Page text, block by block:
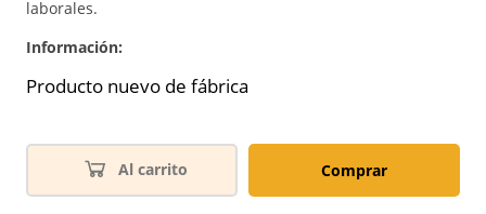
laborales.
Información:
Producto nuevo de fábrica
Al carrito Comprar